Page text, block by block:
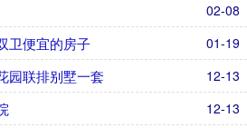
02-08
01-19
卫便宜的房子
12-13
园联排别墅一套
12-13